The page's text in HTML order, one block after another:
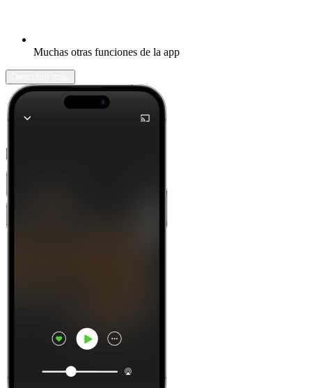
Muchas otras funciones de la app